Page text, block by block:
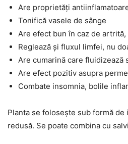
Are proprietăți
Tonifică vasele de sânge
Are efect bun în caz de
Reglează și fluxul limfei, nu
Are cumarină care fluidizează
Are efect pozitiv asupra
Combate insomnia, bolile
Planta se folosește sub formă
redusă. Se poate combina cu